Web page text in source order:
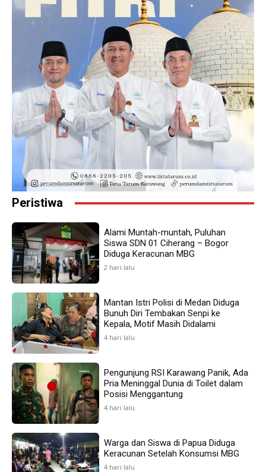
Peristiwa
Alami Muntah-muntah, Puluhan
Siswa SDN 01 Ciherang – Bogor
Diduga Keracunan MBG
2 hari lalu
Mantan Istri Polisi di Medan Diduga
Bunuh Diri Tembakan Senpi ke
Kepala, Motif Masih Didalami
4 hari lalu
Pengunjung RSI Karawang Panik, Ada
Pria Meninggal Dunia di Toilet dalam
Posisi Menggantung
4 hari lalu
Warga dan Siswa di Papua Diduga
Keracunan Setelah Konsumsi MBG
4 hari lalu